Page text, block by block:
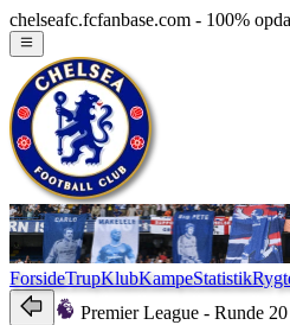
chelseafc.fcfanbase.com - 100%
ForsideTrupKlubKampeStatistik
Premier League - Runde 20